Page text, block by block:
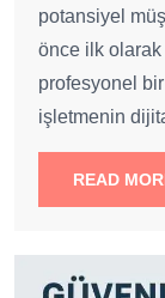
potansiyel
önce ilk olarak
profesyonel bir
işletmenin
READ